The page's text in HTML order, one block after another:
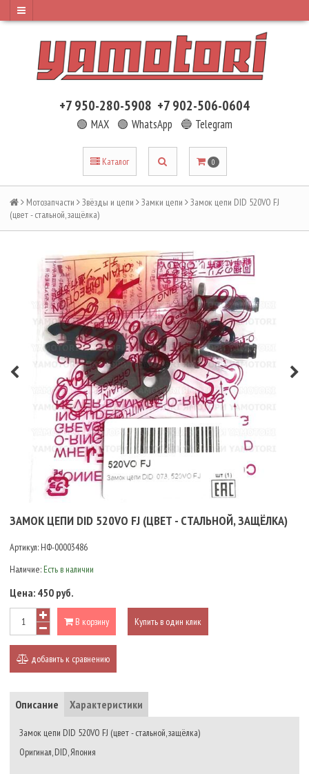
+7 950-280-5908 +7 902-506-0604
🟢 MAX 🟢 WhatsApp 🔵 Telegram
Каталог 0
Мотозапчасти Звёзды и цепи Замки цепи
Замок цепи DID 520VO FJ
(цвет - стальной, защёлка)
ЗАМОК ЦЕПИ DID 520VO FJ (ЦВЕТ - СТАЛЬНОЙ, ЗАЩЁЛКА)
Артикул: НФ-00003486
Наличие: Есть в наличии
Цена: 450 руб.
В корзину Купить в один клик
добавить к сравнению
Описание Характеристики
Замок цепи DID 520VO FJ (цвет - стальной, защёлка)
Оригинал, DID, Япония